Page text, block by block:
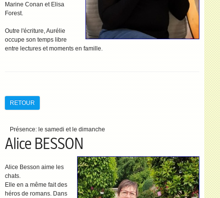
Marine Conan et Elisa
Forest.
Outre l'écriture, Aurélie
occupe son temps libre
entre lectures et moments en famille.
RETOUR
Présence: le samedi et le dimanche
Alice BESSON
Alice Besson aime les
chats.
Elle en a même fait des
héros de romans. Dans